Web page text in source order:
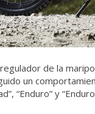
de la
un
“Enduro” y